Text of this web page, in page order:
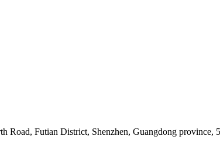
Futian District, Shenzhen, Guangdong province,